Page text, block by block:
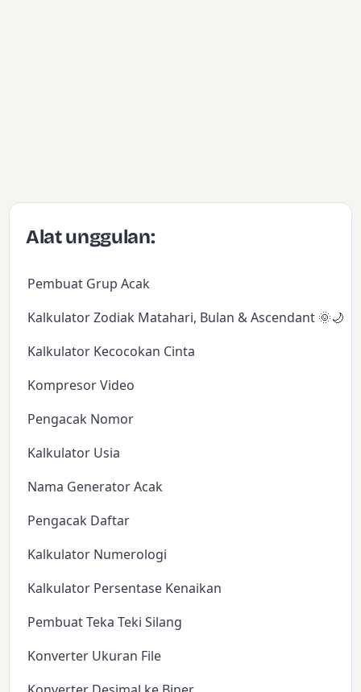
Alat unggulan:
Pembuat Grup Acak
Kalkulator Zodiak Matahari, Bulan & Ascendant 🌞🌙✨
Kalkulator Kecocokan Cinta
Kompresor Video
Pengacak Nomor
Kalkulator Usia
Nama Generator Acak
Pengacak Daftar
Kalkulator Numerologi
Kalkulator Persentase Kenaikan
Pembuat Teka Teki Silang
Konverter Ukuran File